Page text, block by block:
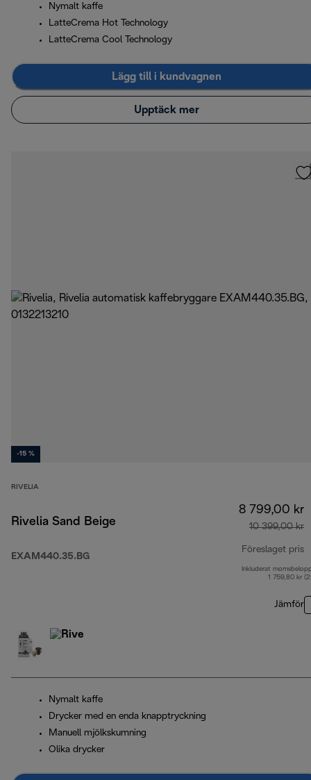
Nymalt kaffe
LatteCrema Hot Technology
LatteCrema Cool Technology
Lägg till i kundvagnen
Upptäck mer
-15 %
RIVELIA
Rivelia Sand Beige
EXAM440.35.BG
8 799,00 kr
10 399,00 kr
Föreslaget pris
Inkluderat
1 759,80 kr
Jämför
Nymalt kaffe
Drycker med en enda knapptryckning
Manuell mjölkskumning
Olika drycker